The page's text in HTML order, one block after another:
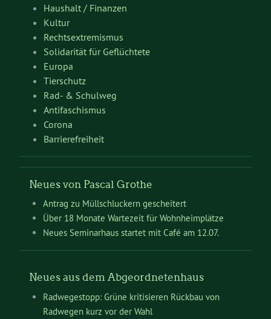
Haushalt / Finanzen
Kultur
Rechtsextremismus
Solidarität für Geflüchtete
Europa
Tierschutz
Rad- & Schulweg
Antifaschismus
Corona
Barrierefreiheit
Neues von Pascal Grothe
Antrag zu Müllschluckern gescheitert
Über 18 Monate Wartezeit für Wohnheimplätze
Neues Seminarhaus startet mit Café am 12.07.
Neues aus dem Abgeordnetenhaus
Radwegestopp: Grüne kritisieren Rückbau von
Radwegen kurz vor der Wahl